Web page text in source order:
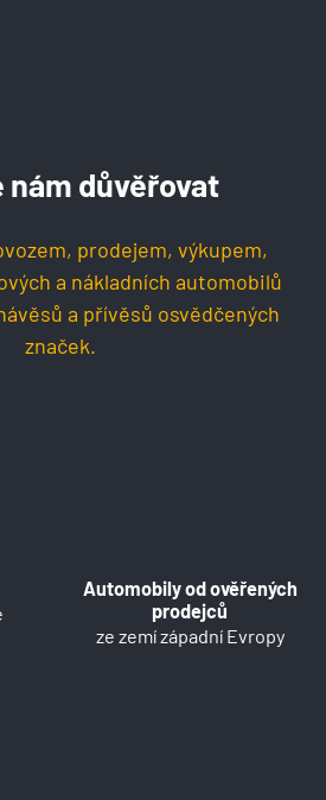
nám důvěřovat
prodejem, výkupem,
a nákladních automobilů
a přívěsů osvědčených
značek.
Automobily od ověřených
prodejců
ze zemí západní Evropy